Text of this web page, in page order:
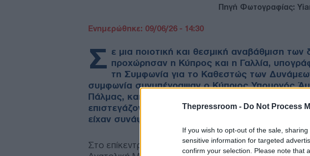
Thepressroom - Do Not Process
If you wish to opt-out of the sale,
sensitive information for targeted
confirm your selection. Please note that
Πηγή Φωτογραφίας:
Ενημερώθηκε: 09/06/26 - 14:30
Σ ε μια ποιοτική και θεσμική αναβάθμιση
προχώρησαν η Κύπρος και η Γαλλία,
τη Συμφωνία για το Καθεστώς των
συμφωνία συνυπέγραψαν ο Κύπριος Υπουργός
Πάλμας, και η Γαλλίδα Υπουργός Ενόπλων
επιστεγάζοντας με αυτόν τον τρόπο τη
είχαν συνάψει οι δύο χώρες στο Παρίσι.
Στο επίκεντρο της συνάντησής τους βρέθηκαν οι